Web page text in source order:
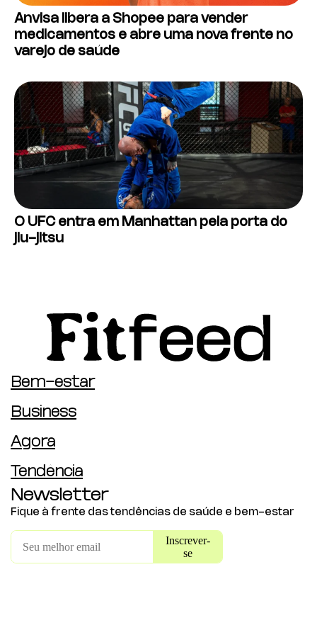
Anvisa libera a Shopee para vender
medicamentos e abre uma nova frente no
varejo de saúde
O UFC entra em Manhattan pela porta do
jiu-jitsu
Bem-estar
Business
Agora
Tendência
Newsletter
Fique à frente das tendências de saúde e bem-estar